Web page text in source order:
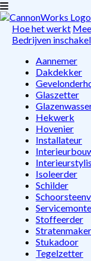
Hoe het werkt
Bedrijven
Aannemer
Dakdekker
Glaszetter
Hekwerk
Hovenier
Installateur
Isoleerder
Schilder
Stoffeerder
Stratenmaker
Stukadoor
Tegelzetter